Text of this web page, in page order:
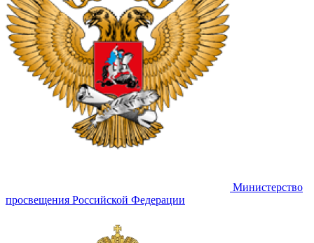
Министерство
просвещения Российской Федерации